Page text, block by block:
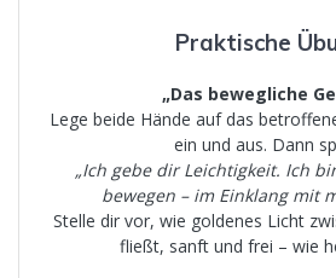
Praktische
„Das bewegliche
Lege beide Hände auf das
ein und aus. Dann
„Ich gebe dir Leichtigkeit. Ich
bewegen – im Einklang mit
Stelle dir vor, wie goldenes Licht
fließt, sanft und frei – wie